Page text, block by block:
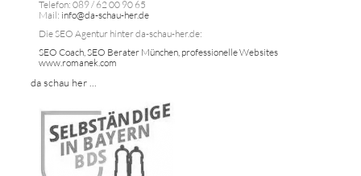
Telefon: 089 / 62 00 90 65
Mail: info@da-schau-her.de
Die SEO Agentur hinter da-schau-her.de:
SEO Coach, SEO Berater München, professionelle Websites
www.romanek.com
da schau her ...